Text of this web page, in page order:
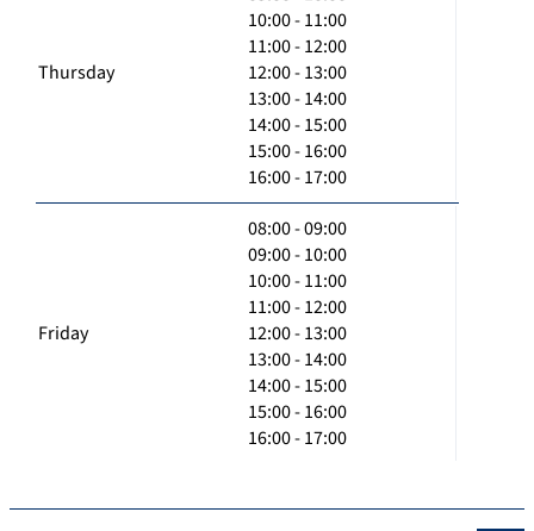
Thursday
10:00 - 11:00
11:00 - 12:00
12:00 - 13:00
13:00 - 14:00
14:00 - 15:00
15:00 - 16:00
16:00 - 17:00
Friday
08:00 - 09:00
09:00 - 10:00
10:00 - 11:00
11:00 - 12:00
12:00 - 13:00
13:00 - 14:00
14:00 - 15:00
15:00 - 16:00
16:00 - 17:00